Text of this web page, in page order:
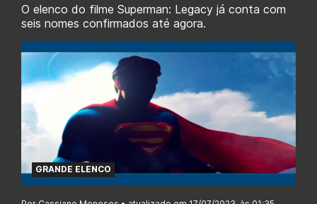
O elenco do filme Superman: Legacy já conta com
seis nomes confirmados até agora.
GRANDE ELENCO